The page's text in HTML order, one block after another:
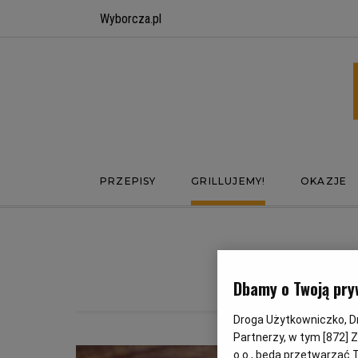
Wyborcza.pl
PRZEPISY GRILLUJEMY! OKAZJE
Dbamy o Twoją
Droga Użytkowniczko,
Partnerzy, w tym [872]
o.o., będą przetwarzać